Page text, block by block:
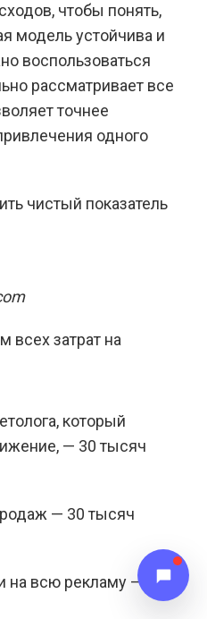
чтобы понять,
модель устойчива и
воспользоваться
рассматривает все
точнее
одного
всех затрат на
который
— 30 тысяч
— 30 тысяч
на всю рекламу — 20